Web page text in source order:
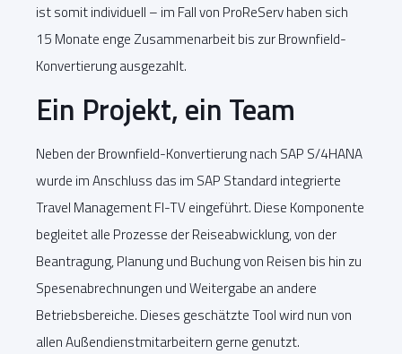
ist somit individuell – im Fall von ProReServ haben sich
15 Monate enge Zusammenarbeit bis zur Brownfield-
Konvertierung ausgezahlt.
Ein Projekt, ein Team
Neben der Brownfield-Konvertierung nach SAP S/4HANA
wurde im Anschluss das im SAP Standard integrierte
Travel Management FI-TV eingeführt. Diese Komponente
begleitet alle Prozesse der Reiseabwicklung, von der
Beantragung, Planung und Buchung von Reisen bis hin zu
Spesenabrechnungen und Weitergabe an andere
Betriebsbereiche. Dieses geschätzte Tool wird nun von
allen Außendienstmitarbeitern gerne genutzt.